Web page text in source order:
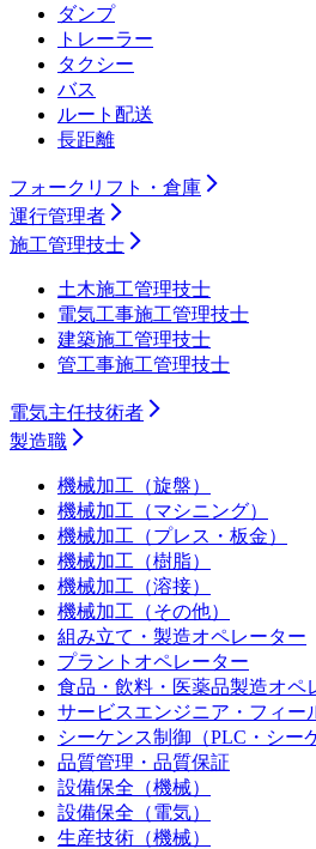
ダンプ
トレーラー
タクシー
バス
ルート配送
長距離
フォークリフト・倉庫
運行管理者
施工管理技士
土木施工管理技士
電気工事施工管理技士
建築施工管理技士
管工事施工管理技士
電気主任技術者
製造職
機械加工（旋盤）
機械加工（マシニング）
機械加工（プレス・板金）
機械加工（樹脂）
機械加工（溶接）
機械加工（その他）
組み立て・製造オペレーター
プラントオペレーター
食品・飲料・医薬品製造オペ
サービスエンジニア・フィー
シーケンス制御（PLC・シー
品質管理・品質保証
設備保全（機械）
設備保全（電気）
生産技術（機械）